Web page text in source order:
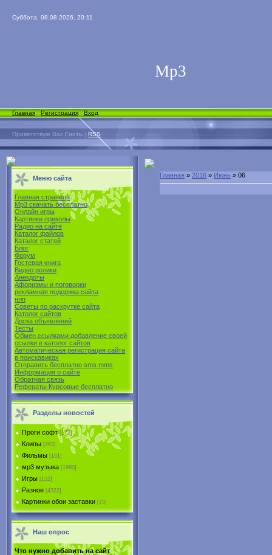
Суббота, 08.08.2026, 20:11
Мp3
Главная|Регистрация|Вход
Приветствую Вас Гость | RSS
Меню сайта
Главная страница
Mp3 скачать бесплатно
Онлайн игры
Картинки приколы
Радио на сайте
Каталог файлов
Каталог статей
Блог
Форум
Гостевая книга
Видео ролики
Анекдоты
Афоризмы и поговорки
рекламная подержка сайта
нлп
Советы по раскрутке сайта
Католог сайтов
Доска объявлений
Тесты
Обмен ссылками добавление своей
ссылки в католог сайтов
Автоматическая регистрация сайта
в поиcкавиках
Отправить бесплатно sms mms
Информация о сайте
Обратная связь
Рефераты Курсовые бесплатно
Разделы новостей
Проги софт [172]
Клипы [263]
Фильмы [161]
мр3 музыка [1980]
Игры [152]
Разное [4322]
Картинки обои заставки [73]
Наш опрос
Что нужно добавить на сайт
Главная » 2016 » Июнь » 06